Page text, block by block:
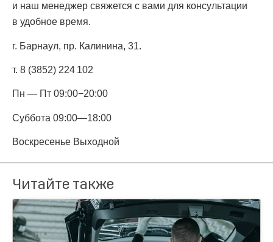
и наш менеджер свяжется с вами для консультации
в удобное время.
г. Барнаул, пр. Калинина, 31.
т. 8 (3852) 224 102
Пн — Пт 09:00−20:00
Суббота 09:00—18:00
Воскресенье Выходной
Читайте также